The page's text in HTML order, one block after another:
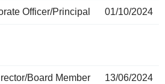
Officer/Principal 01/10/2024
Board Member
13/06/2024